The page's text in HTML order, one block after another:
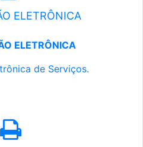
ELETRÔNICA
ELETRÔNICA
de Serviços.